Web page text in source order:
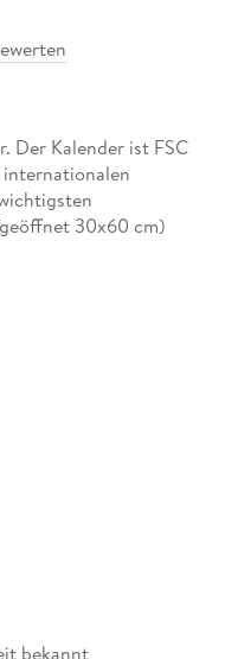
Der Kalender ist FSC
30x60 cm)
bekannt